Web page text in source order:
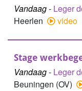
Vandaag- Leger
Heerlen
video
Stage
Vandaag- Leger
Beuningen (OV)